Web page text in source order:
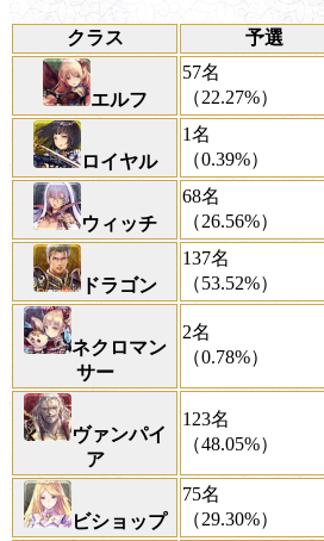
クラス 予選
エルフ
57名
（22.27%）
ロイヤル
1名
（0.39%）
ウィッチ
68名
（26.56%）
ドラゴン
137名
（53.52%）
ネクロマン
サー
2名
（0.78%）
ヴァンパイ
ア
123名
（48.05%）
ビショップ
75名
（29.30%）